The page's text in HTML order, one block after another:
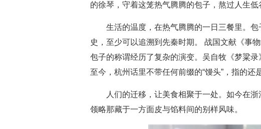
的徐琴，守着这笼热气腾腾的包子，熬过人生
生活的温度，在热气腾腾的一日三餐里。
史，至少可以追溯到先秦时期。 战国文献《事
包子的称谓经历了复杂的演变。吴自牧《梦粱
至今，杭州话里不带任何前缀的“馒头”，指的还
人们的迁移，让美食相聚于一处。如今在
领略那藏于一方面皮与馅料间的别样风味。